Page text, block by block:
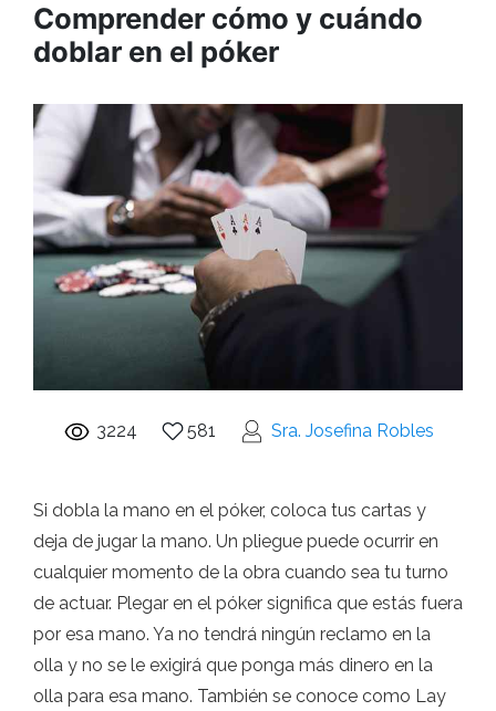
Comprender cómo y cuándo
doblar en el póker
3224 581 Sra. Josefina Robles
Si dobla la mano en el póker, coloca tus cartas y
deja de jugar la mano. Un pliegue puede ocurrir en
cualquier momento de la obra cuando sea tu turno
de actuar. Plegar en el póker significa que estás fuera
por esa mano. Ya no tendrá ningún reclamo en la
olla y no se le exigirá que ponga más dinero en la
olla para esa mano. También se conoce como Lay